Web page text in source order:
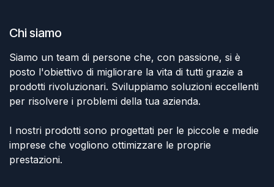
Chi siamo
Siamo un team di persone che, con passione, si è
posto l'obiettivo di migliorare la vita di tutti grazie a
prodotti rivoluzionari. Sviluppiamo soluzioni eccellenti
per risolvere i problemi della tua azienda.
I nostri prodotti sono progettati per le piccole e medie
imprese che vogliono ottimizzare le proprie
prestazioni.